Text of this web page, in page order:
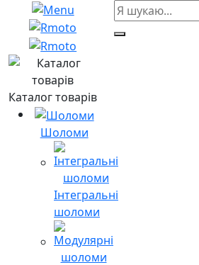
Каталог товарів
Шоломи
Інтегральні
шоломи